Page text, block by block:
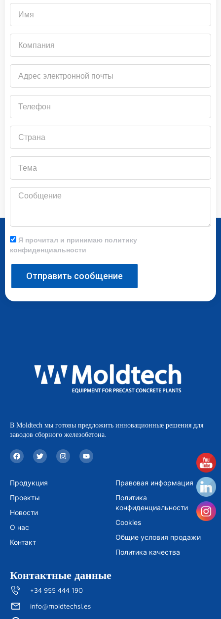
электронной
почты
Сообщение
Я прочитал и принимаю политику
конфиденциальности
Отправить сообщение
В Moldtech мы готовы предложить инновационные решения для
заводов сборного железобетона.
F
a
c
b
o
k
T
w
i
t
e
I
n
s
Y
o
u
Продукция
Проекты
Новости
О нас
Контакт
Правовая информация
Политика
конфиденциальности
Cookies
Общие условия продажи
Политика качества
Контактные данные
+34 955 444 190
info@moldtechsl.es